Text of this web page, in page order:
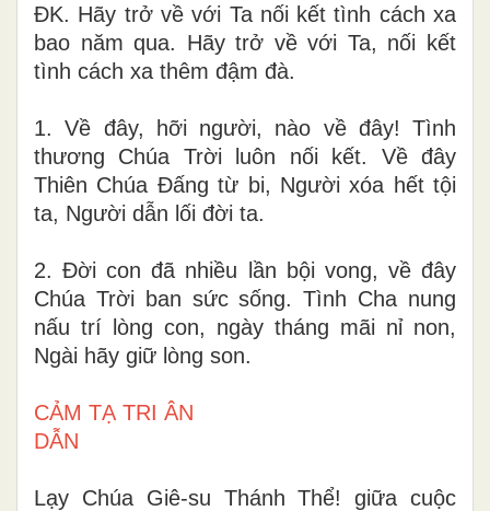
ÐK. Hãy trở về với Ta nối kết tình cách xa
bao năm qua. Hãy trở về với Ta, nối kết
tình cách xa thêm đậm đà.
1. Về đây, hỡi người, nào về đây! Tình
thương Chúa Trời luôn nối kết. Về đây
Thiên Chúa Ðấng từ bi, Người xóa hết tội
ta, Người dẫn lối đời ta.
2. Ðời con đã nhiều lần bội vong, về đây
Chúa Trời ban sức sống. Tình Cha nung
nấu trí lòng con, ngày tháng mãi nỉ non,
Ngài hãy giữ lòng son.
CẢM TẠ TRI ÂN
DẪN
Lạy Chúa Giê-su Thánh Thể! giữa cuộc